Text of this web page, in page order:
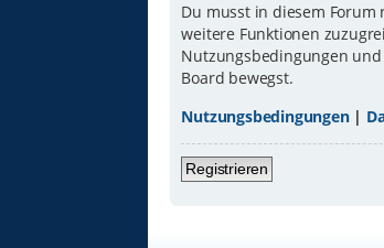
Du musst in diesem
weitere Funktionen
Nutzungsbedingungen
Board bewegst.
Nutzungsbedingungen|
Registrieren